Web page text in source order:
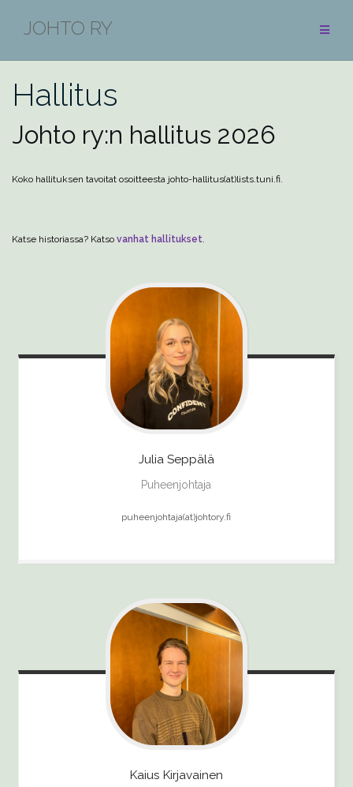
JOHTO RY
Hallitus
Johto ry:n hallitus 2026
Koko hallituksen tavoitat osoitteesta johto-hallitus(at)lists.tuni.fi.
Katse historiassa? Katso vanhat hallitukset.
Julia Seppälä
Puheenjohtaja
puheenjohtaja(at)johtory.fi
Kaius Kirjavainen